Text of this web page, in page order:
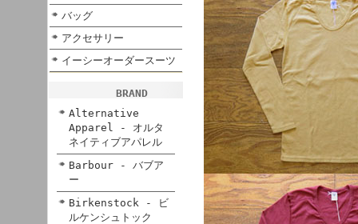
バッグ
アクセサリー
イーシーオーダースーツ
BRAND
Alternative
Apparel - オルタ
ネイティブアパレル
Barbour - バブア
ー
Birkenstock - ビ
ルケンシュトック